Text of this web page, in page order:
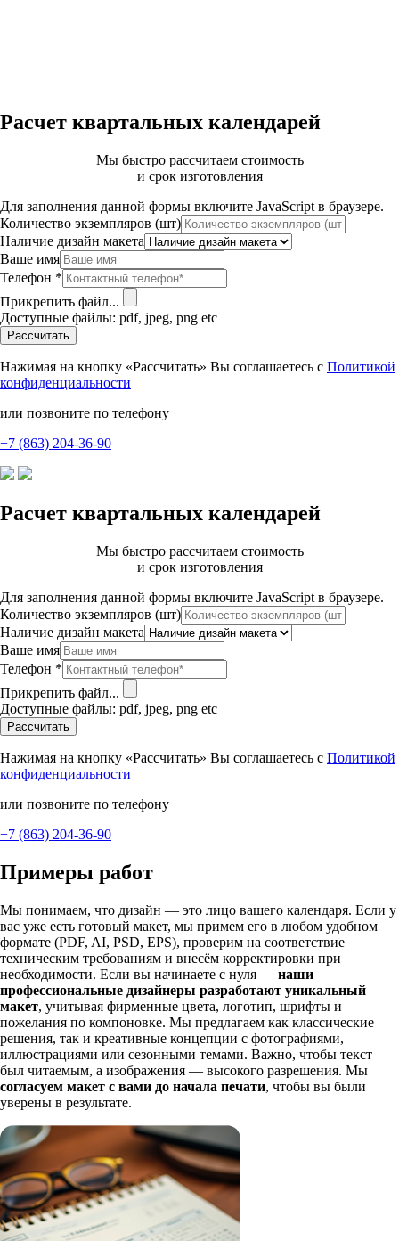
Расчет квартальных календарей
Мы быстро рассчитаем стоимость
и срок изготовления
Для заполнения данной формы включите JavaScript в браузере.
Количество экземпляров (шт)
Наличие дизайн макета
Ваше имя
Телефон *
Прикрепить файл...
Доступные файлы: pdf, jpeg, png etc
Рассчитать
Нажимая на кнопку «Рассчитать» Вы соглашаетесь с Политикой
конфиденциальности
или позвоните по телефону
+7 (863) 204-36-90
Расчет квартальных календарей
Мы быстро рассчитаем стоимость
и срок изготовления
Для заполнения данной формы включите JavaScript в браузере.
Количество экземпляров (шт)
Наличие дизайн макета
Ваше имя
Телефон *
Прикрепить файл...
Доступные файлы: pdf, jpeg, png etc
Рассчитать
Нажимая на кнопку «Рассчитать» Вы соглашаетесь с Политикой
конфиденциальности
или позвоните по телефону
+7 (863) 204-36-90
Примеры работ
Мы понимаем, что дизайн — это лицо вашего календаря. Если у
вас уже есть готовый макет, мы примем его в любом удобном
формате (PDF, AI, PSD, EPS), проверим на соответствие
техническим требованиям и внесём корректировки при
необходимости. Если вы начинаете с нуля — наши
профессиональные дизайнеры разработают уникальный
макет, учитывая фирменные цвета, логотип, шрифты и
пожелания по компоновке. Мы предлагаем как классические
решения, так и креативные концепции с фотографиями,
иллюстрациями или сезонными темами. Важно, чтобы текст
был читаемым, а изображения — высокого разрешения. Мы
согласуем макет с вами до начала печати, чтобы вы были
уверены в результате.